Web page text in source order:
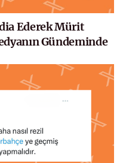
Ederek Mürit
Gündeminde